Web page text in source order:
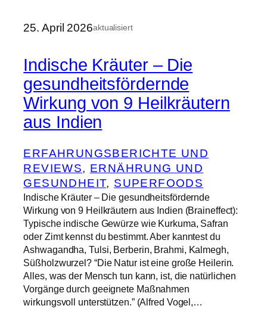
25. April 2026aktualisiert
Indische Kräuter – Die
gesundheitsfördernde
Wirkung von 9 Heilkräutern
aus Indien
ERFAHRUNGSBERICHTE UND
REVIEWS, ERNÄHRUNG UND
GESUNDHEIT, SUPERFOODS
Indische Kräuter – Die gesundheitsfördernde
Wirkung von 9 Heilkräutern aus Indien (Braineffect):
Typische indische Gewürze wie Kurkuma, Safran
oder Zimt kennst du bestimmt. Aber kanntest du
Ashwagandha, Tulsi, Berberin, Brahmi, Kalmegh,
Süßholzwurzel? “Die Natur ist eine große Heilerin.
Alles, was der Mensch tun kann, ist, die natürlichen
Vorgänge durch geeignete Maßnahmen
wirkungsvoll unterstützen.” (Alfred Vogel,…